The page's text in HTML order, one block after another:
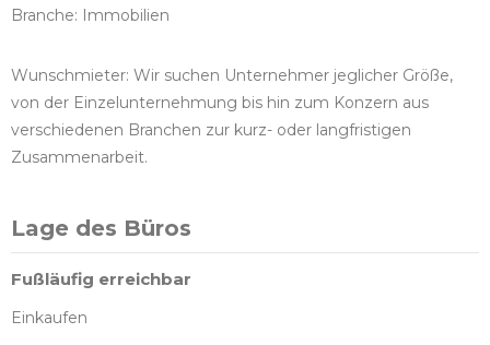
Branche: Immobilien
Wunschmieter: Wir suchen Unternehmer jeglicher Größe,
von der Einzelunternehmung bis hin zum Konzern aus
verschiedenen Branchen zur kurz- oder langfristigen
Zusammenarbeit.
Lage des Büros
Fußläufig erreichbar
Einkaufen